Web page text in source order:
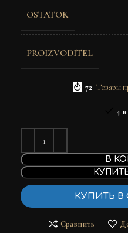
OSTATOK
PROIZVODITEL
72 Товары
4
В
КУПИТЬ
Сравнить